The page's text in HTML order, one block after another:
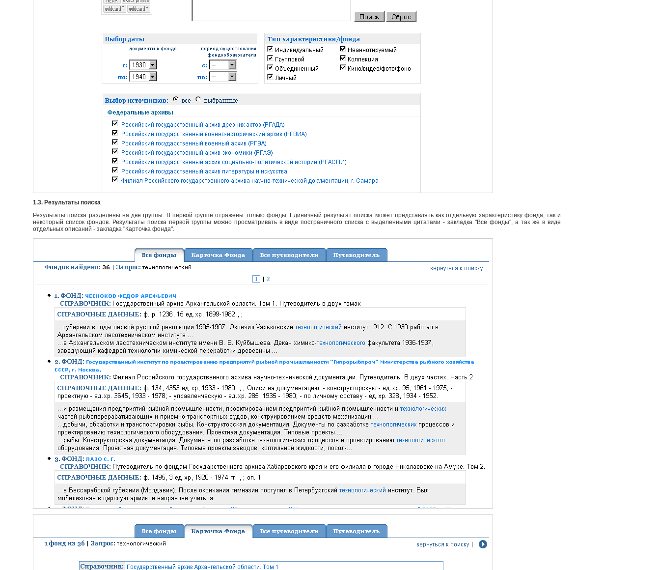
1.3. Результаты поиска
Результаты поиска разделены на две группы. В первой группе отражены только фонды. Единичный результат поиска может представлять как отдельную характеристику фонда, так и
некоторый список фондов. Результаты поиска первой группы можно просматривать в виде постраничного списка с выделенными цитатами - закладка "Все фонды", а так же в виде
отдельных описаний - закладка "Карточка фонда".